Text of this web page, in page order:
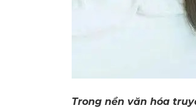
Trong nền văn hóa